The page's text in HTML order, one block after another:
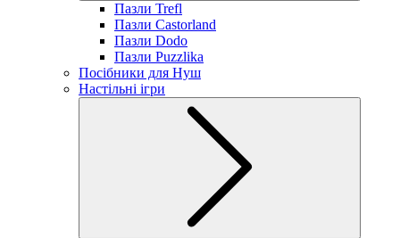
Пазли Trefl
Пазли Castorland
Пазли Dodo
Пазли Puzzlika
Посібники для Нуш
Настільні ігри